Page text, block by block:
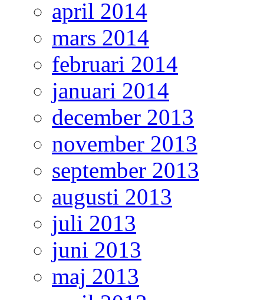
april 2014
mars 2014
februari 2014
januari 2014
december 2013
november 2013
september 2013
augusti 2013
juli 2013
juni 2013
maj 2013